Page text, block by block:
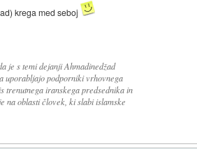
krega med seboj
je s temi dejanji Ahmadinedžad
uporabljajo podporniki vrhovnega
trenutnega iranskega predsednika in
na oblasti človek, ki slabi islamske